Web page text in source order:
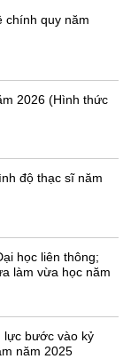
chính quy năm
2026 (Hình thức
độ thạc sĩ năm
học liên thông;
làm vừa học năm
lực bước vào kỷ
năm 2025